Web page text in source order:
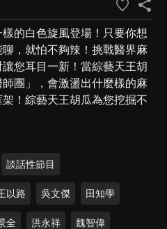
的白色旋風登場！只要你想
，就怕不夠辣！挑戰醫界麻
您耳目一新！當綜藝天王胡
團」，會激盪出什麼樣的麻
！綜藝天王胡瓜為您挖掘不
談話性節目
以路 吳文傑 田知學
全 洪永祥 魏智偉